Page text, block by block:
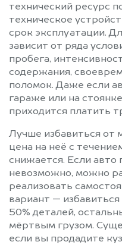
технический ресурс
техническое
срок эксплуатации.
зависит от ряда
пробега,
содержания,
поломок. Даже если
гараже или на
приходится платить
Лучше избавиться от
цена на неё с
снижается. Если авто
невозможно, можно
реализовать
вариант —
50% деталей,
мёртвым грузом.
если вы продадите